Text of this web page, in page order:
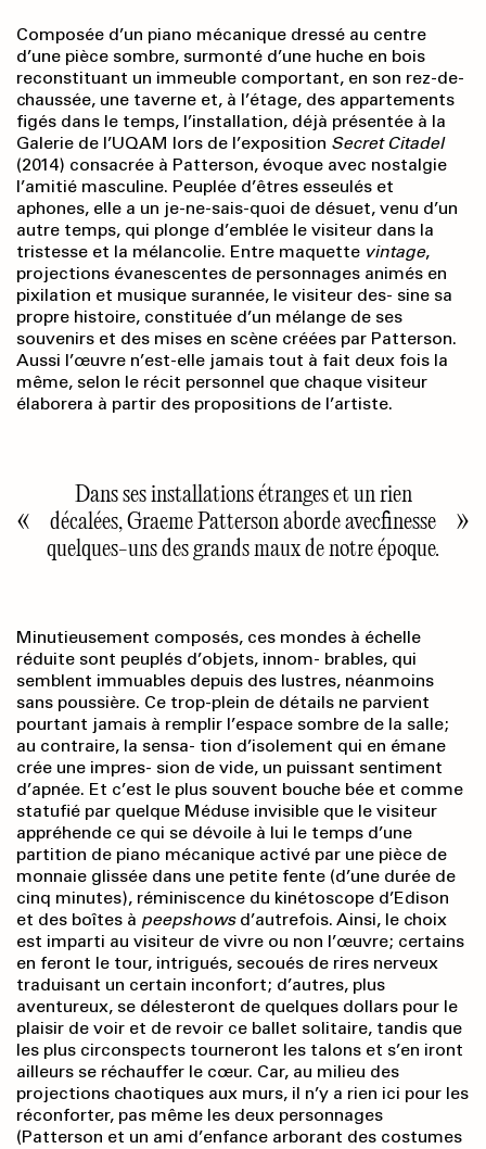
Composée d’un piano mécanique dressé au centre
d’une pièce sombre, surmonté d’une huche en bois
reconstituant un immeuble comportant, en son rez-de-
chaussée, une taverne et, à l’étage, des appartements
figés dans le temps, l’installation, déjà présentée à la
Galerie de l’UQAM lors de l’exposition Secret Citadel
(2014) consacrée à Patterson, évoque avec nostalgie
l’amitié masculine. Peuplée d’êtres esseulés et
aphones, elle a un je-ne-sais-quoi de désuet, venu d’un
autre temps, qui plonge d’emblée le visiteur dans la
tristesse et la mélancolie. Entre maquette vintage,
projections évanescentes de personnages animés en
pixilation et musique surannée, le visiteur des- sine sa
propre histoire, constituée d’un mélange de ses
souvenirs et des mises en scène créées par Patterson.
Aussi l’œuvre n’est-elle jamais tout à fait deux fois la
même, selon le récit personnel que chaque visiteur
élaborera à partir des propositions de l’artiste.
Dans ses installations étranges et un rien
décalées, Graeme Patterson aborde avecfinesse
quelques-uns des grands maux de notre époque.
Minutieusement composés, ces mondes à échelle
réduite sont peuplés d’objets, innom- brables, qui
semblent immuables depuis des lustres, néanmoins
sans poussière. Ce trop-plein de détails ne parvient
pourtant jamais à remplir l’espace sombre de la salle;
au contraire, la sensa- tion d’isolement qui en émane
crée une impres- sion de vide, un puissant sentiment
d’apnée. Et c’est le plus souvent bouche bée et comme
statufié par quelque Méduse invisible que le visiteur
appréhende ce qui se dévoile à lui le temps d’une
partition de piano mécanique activé par une pièce de
monnaie glissée dans une petite fente (d’une durée de
cinq minutes), réminiscence du kinétoscope d’Edison
et des boîtes à peepshows d’autrefois. Ainsi, le choix
est imparti au visiteur de vivre ou non l’œuvre; certains
en feront le tour, intrigués, secoués de rires nerveux
traduisant un certain inconfort; d’autres, plus
aventureux, se délesteront de quelques dollars pour le
plaisir de voir et de revoir ce ballet solitaire, tandis que
les plus circonspects tourneront les talons et s’en iront
ailleurs se réchauffer le cœur. Car, au milieu des
projections chaotiques aux murs, il n’y a rien ici pour les
réconforter, pas même les deux personnages
(Patterson et un ami d’enfance arborant des costumes